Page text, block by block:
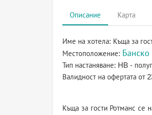
Описание Карта
Име на хотела: Къща за
Местоположение: Банско
Тип настаняване: HB -
Валидност на офертата от
Къща за гости Ротманс се